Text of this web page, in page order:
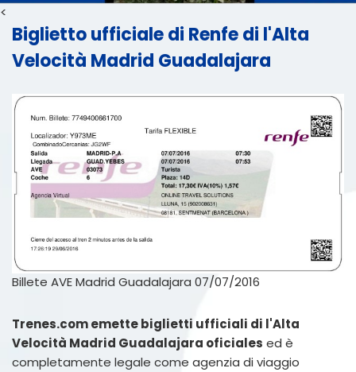
<
Biglietto ufficiale di Renfe di l'Alta
Velocità Madrid Guadalajara
Billete AVE Madrid Guadalajara 07/07/2016
Trenes.com emette biglietti ufficiali di l'Alta
Velocità Madrid Guadalajara oficiales ed è
completamente legale come agenzia di viaggio